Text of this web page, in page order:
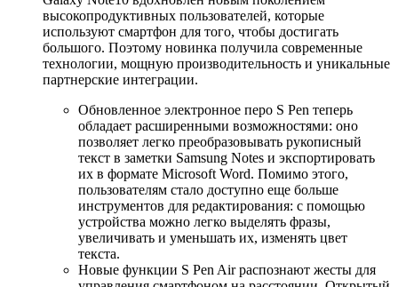
высокопродуктивных пользователей, которые
используют смартфон для того, чтобы достигать
большого. Поэтому новинка получила современные
технологии, мощную производительность и уникальные
партнерские интеграции.
Обновленное электронное перо S Pen теперь
обладает расширенными возможностями: оно
позволяет легко преобразовывать рукописный
текст в заметки Samsung Notes и экспортировать
их в формате Microsoft Word. Помимо этого,
пользователям стало доступно еще больше
инструментов для редактирования: с помощью
устройства можно легко выделять фразы,
увеличивать и уменьшать их, изменять цвет
текста.
Новые функции S Pen Air распознают жесты для